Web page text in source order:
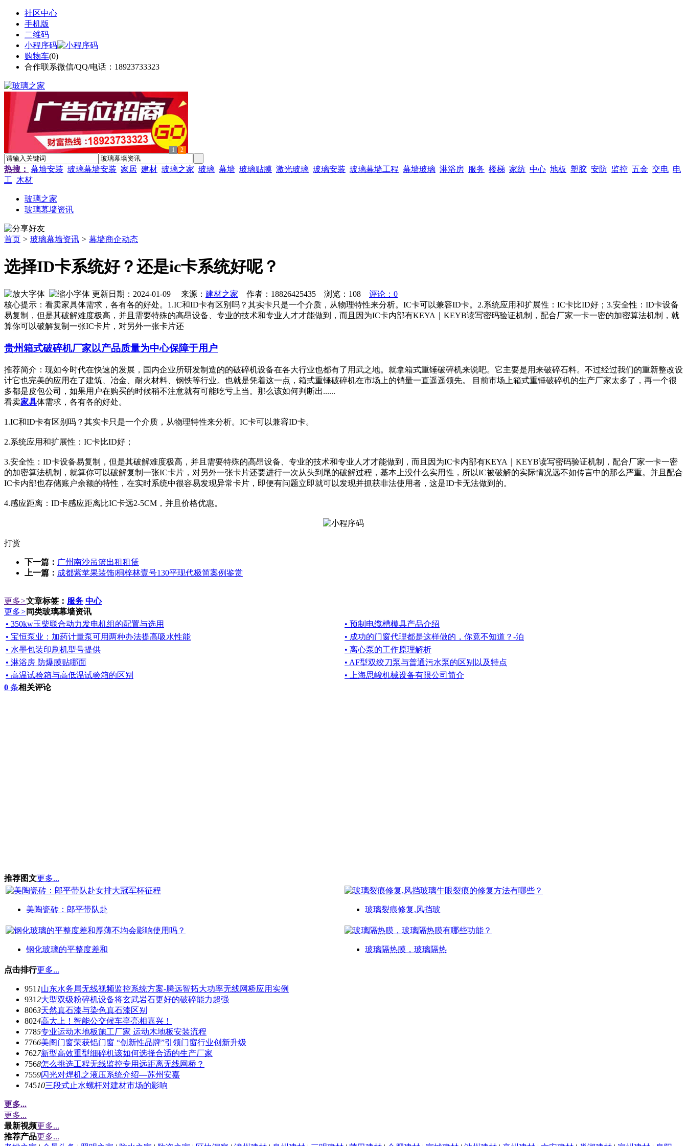
社区中心
手机版
二维码
小程序码
购物车(0)
合作联系微信/QQ/电话：18923733323
1 2
热搜： 幕墙安装 玻璃幕墙安装 家居 建材 玻璃之家 玻璃 幕墙 玻璃贴膜 激光玻璃 玻璃安装 玻璃幕墙工程 幕墙玻璃 淋浴房 服务 楼梯 家纺 中心 地板 塑胶 安防 监控 五金 交电 电
工 木材
玻璃之家
玻璃幕墙资讯
首页 > 玻璃幕墙资讯 > 幕墙商企动态
选择ID卡系统好？还是ic卡系统好呢？
更新日期：2024-01-09 来源： 建材之家 作者：18826425435 浏览： 108
评论：0
核心提示：看卖家具体需求，各有各的好处。1.IC和ID卡有区别吗？其实卡只是一个介质，从物理特性来分析。IC卡可以兼容ID卡。2.系统应用和扩展性：IC卡比ID好；3.安全性：ID卡设备
易复制，但是其破解难度极高，并且需要特殊的高昂设备、专业的技术和专业人才才能做到，而且因为IC卡内部有KEYA｜KEYB读写密码验证机制，配合厂家一卡一密的加密算法机制，就
算你可以破解复制一张IC卡片，对另外一张卡片还
贵州箱式破碎机厂家以产品质量为中心保障于用户
推荐简介：现如今时代在快速的发展，国内企业所研发制造的的破碎机设备在各大行业也都有了用武之地。就拿箱式重锤破碎机来说吧。它主要是用来破碎石料。不过经过我们的重新整改设
计它也完美的应用在了建筑、冶金、耐火材料、钢铁等行业。也就是凭着这一点，箱式重锤破碎机在市场上的销量一直遥遥领先。 目前市场上箱式重锤破碎机的生产厂家太多了，再一个很
多都是皮包公司，如果用户在购买的时候稍不注意就有可能吃亏上当。那么该如何判断出......
看卖家具体需求，各有各的好处。
1.IC和ID卡有区别吗？其实卡只是一个介质，从物理特性来分析。IC卡可以兼容ID卡。
2.系统应用和扩展性：IC卡比ID好；
3.安全性：ID卡设备易复制，但是其破解难度极高，并且需要特殊的高昂设备、专业的技术和专业人才才能做到，而且因为IC卡内部有KEYA｜KEYB读写密码验证机制，配合厂家一卡一密
的加密算法机制，就算你可以破解复制一张IC卡片，对另外一张卡片还要进行一次从头到尾的破解过程，基本上没什么实用性，所以IC被破解的实际情况远不如传言中的那么严重。并且配合
IC卡内部也存储账户余额的特性，在实时系统中很容易发现异常卡片，即便有问题立即就可以发现并抓获非法使用者，这是ID卡无法做到的。
4.感应距离：ID卡感应距离比IC卡远2-5CM，并且价格优惠。
打赏
下一篇： 广州南沙吊篮出租租赁
上一篇： 成都紫苹果装饰|桐梓林壹号130平现代极简案例鉴赏
更多>文章标签： 服务 中心
更多> 同类玻璃幕墙资讯
• 350kw玉柴联合动力发电机组的配置与选用
• 预制电缆槽模具产品介绍
• 宝恒泵业：加药计量泵可用两种办法提高吸水性能
• 成功的门窗代理都是这样做的，你竟不知道？-泊
• 水墨包装印刷机型号提供
• 离心泵的工作原理解析
• 淋浴房 防爆膜贴哪面
• AF型双绞刀泵与普通污水泵的区别以及特点
• 高温试验箱与高低温试验箱的区别
• 上海思峻机械设备有限公司简介
0 条相关评论
推荐图文更多...
美陶瓷砖：郎平带队赴 玻璃裂痕修复,风挡玻
钢化玻璃的平整度差和 玻璃隔热膜，玻璃隔热
点击排行更多...
951 1山东水务局无线视频监控系统方案-腾远智拓大功率无线网桥应用实例
9312大型双级粉碎机设备将玄武岩石更好的破碎能力超强
8063天然真石漆与染色真石漆区别
8024高大上！智能公交候车亭亮相嘉兴！
7785专业运动木地板施工厂家 运动木地板安装流程
7766美阁门窗荣获铝门窗 “创新性品牌”引领门窗行业创新升级
7627新型高效重型细碎机该如何选择合适的生产厂家
7568怎么挑选工程无线监控专用远距离无线网桥？
7559闪光对焊机之液压系统介绍—苏州安嘉
74510三段式止水螺杆对建材市场的影响
更多...
更多...
最新视频更多...
推荐产品更多...